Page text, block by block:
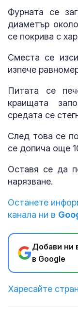
Фурната се
диаметър
се покрива с
Сместа се
изпече
Питата се
краищата
средата се
След това се
се допича още
Оставя се да
нарязване.
Останете
канала ни в
Добави ни
в Google
Харесайте